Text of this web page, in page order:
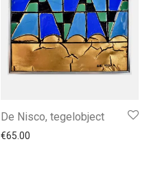
De Nisco, tegelobject
€65.00